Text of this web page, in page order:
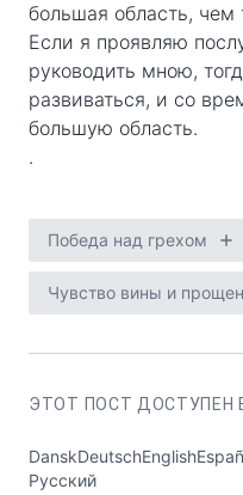
большая область,
Если я проявляю
руководить мною,
развиваться, и со
большую область.
.
Победа над грехом
Чувство вины и
ЭТОТ ПОСТ ДОСТУПЕН
Русский